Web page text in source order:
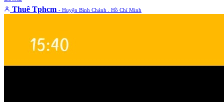
Thuê Tphcm - Huyện Bình Chánh . Hồ Chí Minh